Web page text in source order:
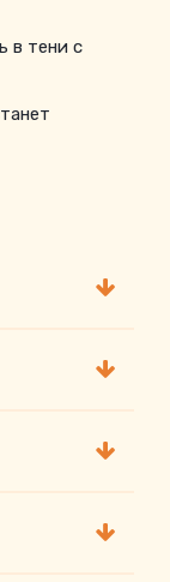
в тени с